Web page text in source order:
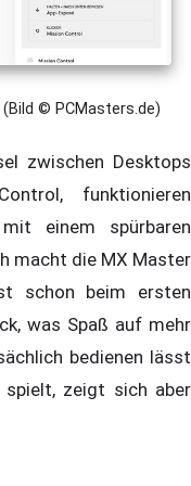
© PCMasters.de)
zwischen Desktops
funktionieren
einem spürbaren
macht die MX Master
schon beim ersten
was Spaß auf mehr
bedienen lässt
zeigt sich aber